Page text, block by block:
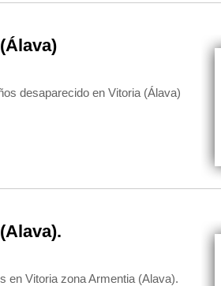
desaparecido en Vitoria (Álava)
en Vitoria zona Armentia (Alava).